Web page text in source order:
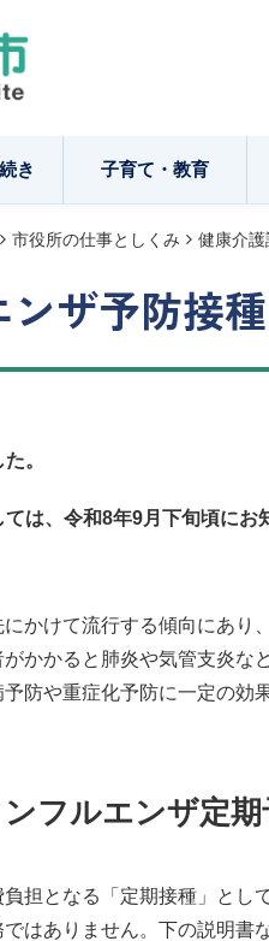
き 子育て・教育
市役所の仕事としくみ 健康介護
ザ予防接種
。
は、令和8年9月下旬頃にお
かけて流行する傾向にあり
かかると肺炎や気管支炎な
防や重症化予防に一定の効
フルエンザ定
担となる「定期接種」とし
はありません。下の説明書